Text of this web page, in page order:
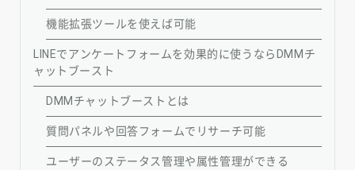
機能拡張ツールを使えば可能
LINEでアンケートフォームを効果的に使うならDMMチ
ャットブースト
DMMチャットブーストとは
質問パネルや回答フォームでリサーチ可能
ユーザーのステータス管理や属性管理ができる